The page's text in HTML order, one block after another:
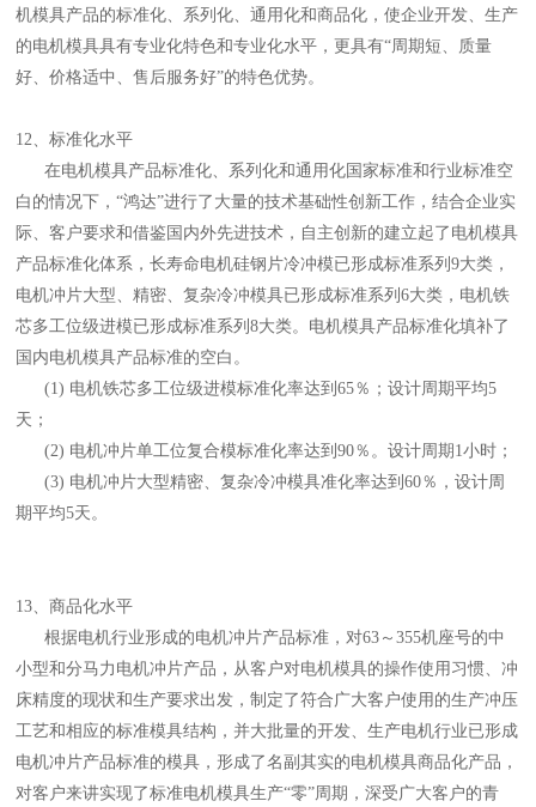
机模具产品的标准化、系列化、通用化和商品化，使企业开发、生产
的电机模具具有专业化特色和专业化水平，更具有“周期短、质量
好、价格适中、售后服务好”的特色优势。
12、标准化水平
在电机模具产品标准化、系列化和通用化国家标准和行业标准空
白的情况下，“鸿达”进行了大量的技术基础性创新工作，结合企业实
际、客户要求和借鉴国内外先进技术，自主创新的建立起了电机模具
产品标准化体系，长寿命电机硅钢片冷冲模已形成标准系列9大类，
电机冲片大型、精密、复杂冷冲模具已形成标准系列6大类，电机铁
芯多工位级进模已形成标准系列8大类。电机模具产品标准化填补了
国内电机模具产品标准的空白。
(1) 电机铁芯多工位级进模标准化率达到65％；设计周期平均5
天；
(2) 电机冲片单工位复合模标准化率达到90％。设计周期1小时；
(3) 电机冲片大型精密、复杂冷冲模具准化率达到60％，设计周
期平均5天。
13、商品化水平
根据电机行业形成的电机冲片产品标准，对63～355机座号的中
小型和分马力电机冲片产品，从客户对电机模具的操作使用习惯、冲
床精度的现状和生产要求出发，制定了符合广大客户使用的生产冲压
工艺和相应的标准模具结构，并大批量的开发、生产电机行业已形成
电机冲片产品标准的模具，形成了名副其实的电机模具商品化产品，
对客户来讲实现了标准电机模具生产“零”周期，深受广大客户的青